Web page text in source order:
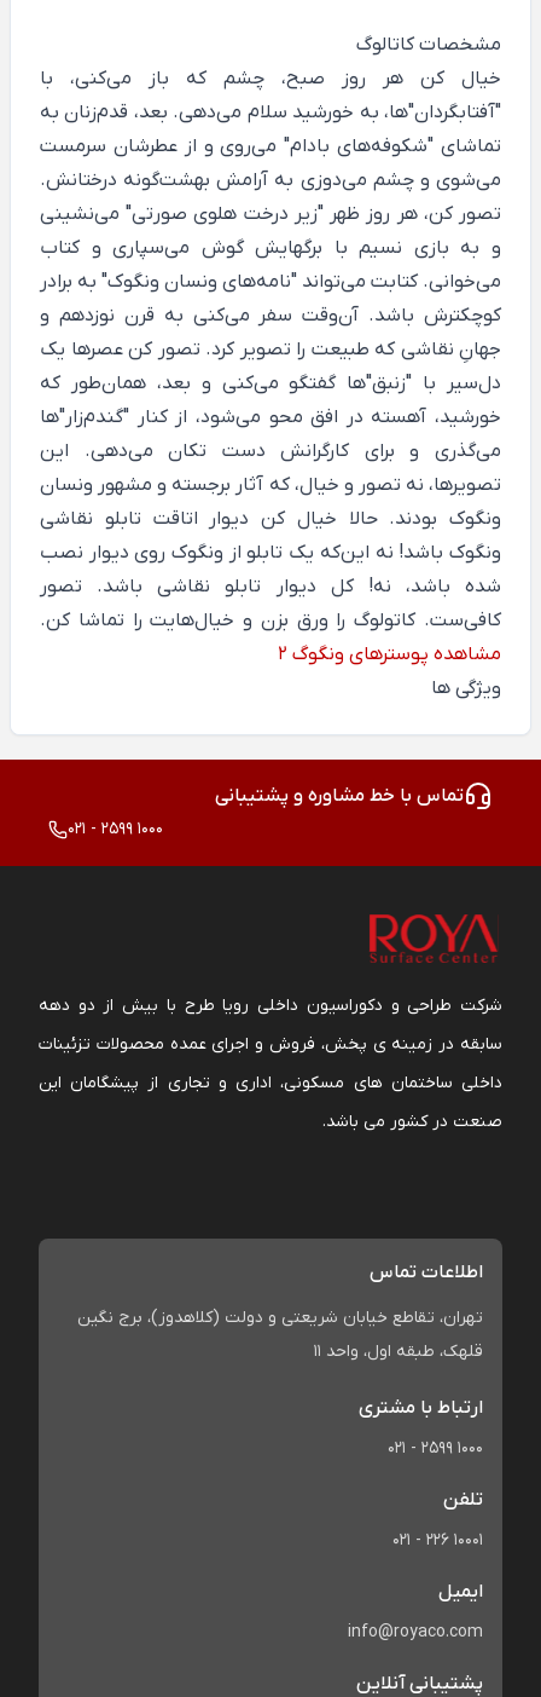
مشخصات کاتالوگ
خیال کن هر روز صبح، چشم که باز می‌کنی، با
"آفتابگردان"ها، به خورشید سلام می‌دهی. بعد، قدم‌زنان به
تماشای "شکوفه‌های بادام" می‌روی و از عطرشان سرمست
می‌شوی و چشم می‌دوزی به آرامش بهشت‌گونه درختانش.
تصور کن، هر روز ظهر "زیر درخت هلوی صورتی" می‌نشینی
و به بازی نسیم با برگ‎هایش گوش ‌می‌سپاری و کتاب
می‌خوانی. کتابت می‌تواند "نامه‌های ونسان ونگوک" به برادر
کوچکترش باشد. آن‌وقت سفر می‌کنی به قرن نوزدهم و
جهانِ نقاشی که طبیعت را تصویر کرد. تصور کن عصرها یک
دل‌سیر با "زنبق"ها گفتگو می‌کنی و بعد، همان‌طور که
خورشید، آهسته در افق محو می‌شود، از کنار "گندم‌زار"ها
می‌گذری و برای کارگرانش دست تکان می‌دهی. این
تصویرها، نه تصور و خیال، که آثار برجسته و مشهور ونسان
ونگوک بودند. حالا خیال کن دیوار اتاقت تابلو نقاشی
ونگوک باشد! نه این‌که یک تابلو از ونگوک روی دیوار نصب
شده باشد، نه! کل دیوار تابلو نقاشی باشد. تصور
کافی‌ست. کاتولوگ را ورق بزن و خیال‌هایت را تماشا کن.
مشاهده پوسترهای ونگوگ 2
ویژگی ها
تماس با خط مشاوره و پشتیبانی
021 - 2599 1000
شرکت طراحی و دکوراسیون داخلی رویا طرح با بیش از دو دهه
سابقه در زمینه ی پخش، فروش و اجرای عمده محصولات تزئینات
داخلی ساختمان های مسکونی، اداری و تجاری از پیشگامان این
صنعت در کشور می باشد.
اطلاعات تماس
تهران، تقاطع خیابان شریعتی و دولت (کلاهدوز)، برج نگین
قلهک، طبقه اول، واحد 11
ارتباط با مشتری
021 - 2599 1000
تلفن
021 - 226 10001
ایمیل
info@royaco.com
پشتیبانی آنلاین